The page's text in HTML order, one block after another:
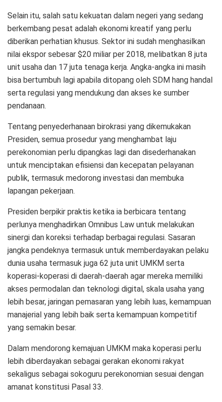
Selain itu, salah satu kekuatan dalam negeri yang sedang
berkembang pesat adalah ekonomi kreatif yang perlu
diberikan perhatian khusus. Sektor ini sudah menghasilkan
nilai ekspor sebesar $20 miliar per 2018, melibatkan 8 juta
unit usaha dan 17 juta tenaga kerja. Angka-angka ini masih
bisa bertumbuh lagi apabila ditopang oleh SDM hang handal
serta regulasi yang mendukung dan akses ke sumber
pendanaan.
Tentang penyederhanaan birokrasi yang dikemukakan
Presiden, semua prosedur yang menghambat laju
perekonomian perlu dipangkas lagi dan disederhanakan
untuk menciptakan efisiensi dan kecepatan pelayanan
publik, termasuk medorong investasi dan membuka
lapangan pekerjaan.
Presiden berpikir praktis ketika ia berbicara tentang
perlunya menghadirkan Omnibus Law untuk melakukan
sinergi dan koreksi terhadap berbagai regulasi. Sasaran
jangka pendeknya termasuk untuk memberdayakan pelaku
dunia usaha termasuk juga 62 juta unit UMKM serta
koperasi-koperasi di daerah-daerah agar mereka memiliki
akses permodalan dan teknologi digital, skala usaha yang
lebih besar, jaringan pemasaran yang lebih luas, kemampuan
manajerial yang lebih baik serta kemampuan kompetitif
yang semakin besar.
Dalam mendorong kemajuan UMKM maka koperasi perlu
lebih diberdayakan sebagai gerakan ekonomi rakyat
sekaligus sebagai sokoguru perekonomian sesuai dengan
amanat konstitusi Pasal 33.